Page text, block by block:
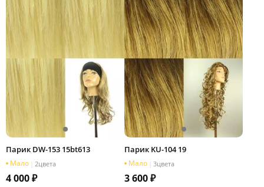
Парик DW-153 15bt613
Мало 2цвета
4 000 ₽
Парик KU-104 19
Мало 3цвета
3 600 ₽